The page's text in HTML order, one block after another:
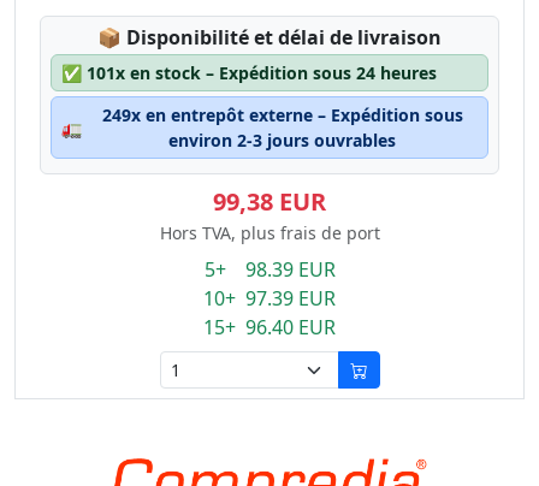
📦 Lagerstatus:
Disponibilité et délai de livraison
✅ 101x en stock – Expédition sous 24 heures
🚛
249x en entrepôt externe – Expédition sous
environ 2-3 jours ouvrables
99,38 EUR
Hors TVA, plus frais de port
5+ 98.39 EUR
10+ 97.39 EUR
15+ 96.40 EUR